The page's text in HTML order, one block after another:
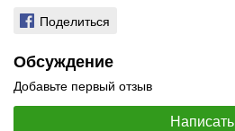
Поделиться
Обсуждение
Добавьте первый отзыв
Написать